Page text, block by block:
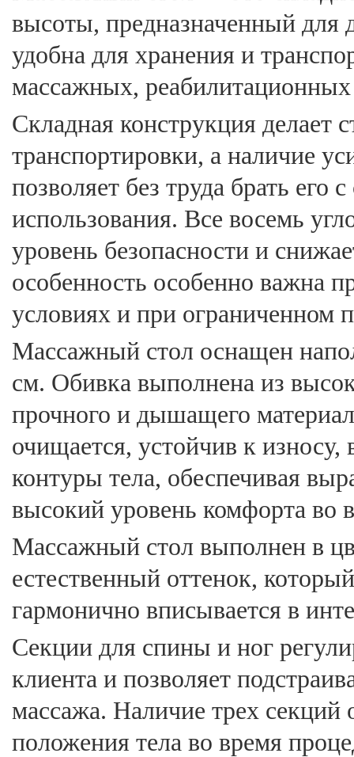
высоты, предназначенный для
удобна для хранения и
массажных,
Складная конструкция делает
транспортировки, а наличие
позволяет без труда брать его
использования. Все восемь
уровень безопасности и
особенность особенно важна
условиях и при ограниченном
Массажный стол оснащен
см. Обивка выполнена из
прочного и дышащего
очищается, устойчив к износу,
контуры тела, обеспечивая
высокий уровень комфорта во
Массажный стол выполнен в
естественный оттенок,
гармонично вписывается в
Секции для спины и ног
клиента и позволяет
массажа. Наличие трех
положения тела во время